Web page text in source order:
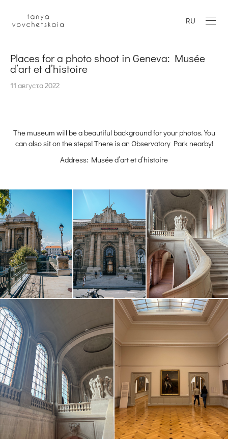
RU
Places for a photo shoot in Geneva: Musée
d’art et d’histoire
11 августа 2022
The museum will be a beautiful background for your photos. You
can also sit on the steps! There is an Observatory Park nearby!
Address: Musée d’art et d’histoire